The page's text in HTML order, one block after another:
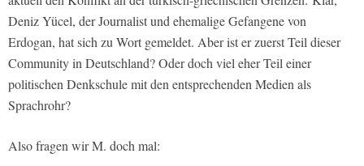
Deniz Yücel, der Journalist und ehemalige Gefangene von
Erdogan, hat sich zu Wort gemeldet. Aber ist er zuerst Teil dieser
Community in Deutschland? Oder doch viel eher Teil einer
politischen Denkschule mit den entsprechenden Medien als
Sprachrohr?
Also fragen wir M. doch mal: